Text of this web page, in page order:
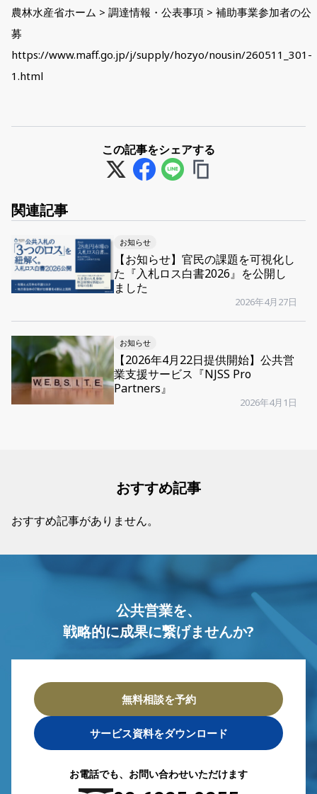
農林水産省ホーム > 調達情報・公表事項 > 補助事業参加者の公
募
https://www.maff.go.jp/j/supply/hozyo/nousin/260511_301-
1.html
この記事をシェアする
関連記事
お知らせ
【お知らせ】官民の課題を可視化し
た『入札ロス白書2026』を公開し
ました
2026年4月27日
お知らせ
【2026年4月22日提供開始】公共営
業支援サービス『NJSS Pro
Partners』
2026年4月1日
おすすめ記事
おすすめ記事がありません。
公共営業を、
戦略的に成果に繋げませんか?
無料相談を予約
サービス資料をダウンロード
お電話でも、お問い合わせいただけます